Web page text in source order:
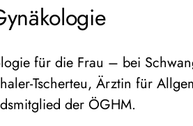
für die Frau – bei
Tscherteu, Ärztin für
der ÖGHM.